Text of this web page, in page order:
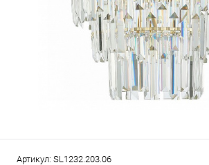
Артикул: SL1232.203.06